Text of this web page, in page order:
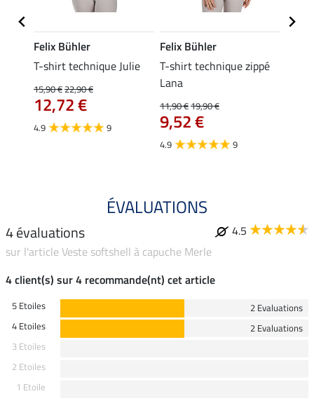
Felix Bühler
T-shirt technique Julie
15,90 €22,90 €
12,72 €
4.9 9
Felix Bühler
T-shirt technique zippé
Lana
11,90 €19,90 €
9,52 €
4.9 9
ÉVALUATIONS
4 évaluations
4.5
sur l'article Veste softshell à capuche Merle
4 client(s) sur 4 recommande(nt) cet article
5 Etoiles
2 Evaluations
4 Etoiles
2 Evaluations
3 Etoiles
2 Etoiles
1 Etoile